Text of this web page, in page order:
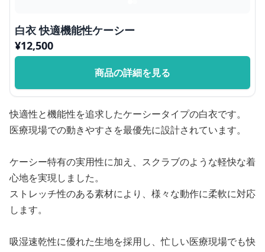
白衣 快適機能性ケーシー
¥12,500
商品の詳細を見る
快適性と機能性を追求したケーシータイプの白衣です。
医療現場での動きやすさを最優先に設計されています。
ケーシー特有の実用性に加え、スクラブのような軽快な着
心地を実現しました。
ストレッチ性のある素材により、様々な動作に柔軟に対応
します。
吸湿速乾性に優れた生地を採用し、忙しい医療現場でも快